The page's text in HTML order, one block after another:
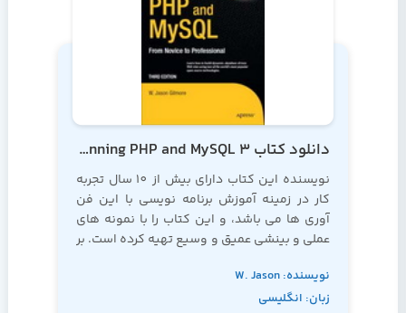
دانلود کتاب Beginning PHP and MySQL 3
نویسنده این کتاب دارای بیش از 10 سال تجربه
کار در زمینه آموزش برنامه نویسی با این فن
آوری ها می باشد، و این کتاب را با نمونه های
عملی و بینشی عمیق و وسیع تهیه کرده است. بر
کتاب به عنوان کتابی مرجع در زمینه
نگاه کنید
نویسنده: W. Jason
Gilmore
زبان: انگلیسی